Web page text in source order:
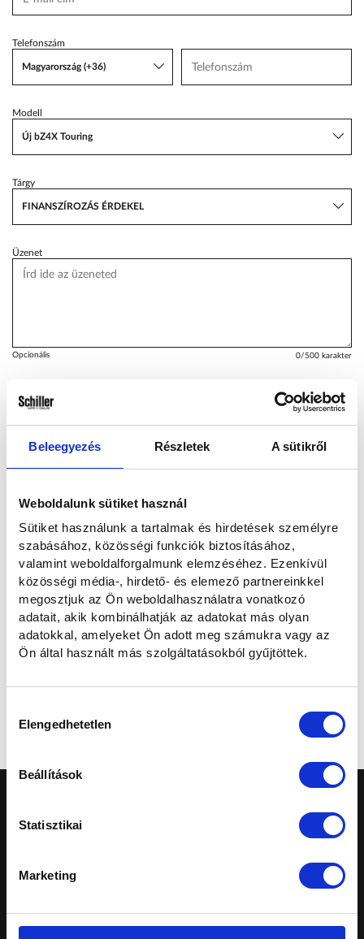
Beleegyezés Részletek A sütikről
Weboldalunk sütiket használ
Sütiket használunk a tartalmak és hirdetések személyre
szabásához, közösségi funkciók biztosításához,
valamint weboldalforgalmunk elemzéséhez. Ezenkívül
közösségi média-, hirdető- és elemező partnereinkkel
megosztjuk az Ön weboldalhasználatra vonatkozó
adatait, akik kombinálhatják az adatokat más olyan
adatokkal, amelyeket Ön adott meg számukra vagy az
Ön által használt más szolgáltatásokból gyűjtöttek.
kiválasztása
Elengedhetetlen
Beállítások
Statisztikai
Marketing
Karosszéria Centrum
Telefonszám
Magyarország (+36)
Modell
Új bZ4X Touring
Tárgy
FINANSZÍROZÁS ÉRDEKEL
Üzenet
Opcionális 0/500 karakter
Emailben és telefonon Telefonon
E-mailben
Elolvastam és hozzájárulok a személyes adataim kezeléséhez az
Adatvédelmi nyilatkozatban
Szeretnék feliratkozni a hírlevélre.
Elküldöm
jellegűek, nem minősülnek ajánlattételnek.
Konkrét, személyreszabott ajánlatokért fordulj